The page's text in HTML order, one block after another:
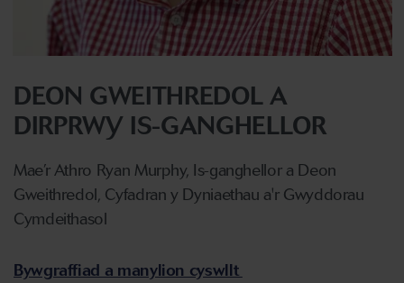
DEON GWEITHREDOL A
DIRPRWY IS-GANGHELLOR
Mae’r Athro Ryan Murphy, Is-ganghellor a Deon
Gweithredol, Cyfadran y Dyniaethau a'r Gwyddorau
Cymdeithasol
Bywgraffiad a manylion cyswllt